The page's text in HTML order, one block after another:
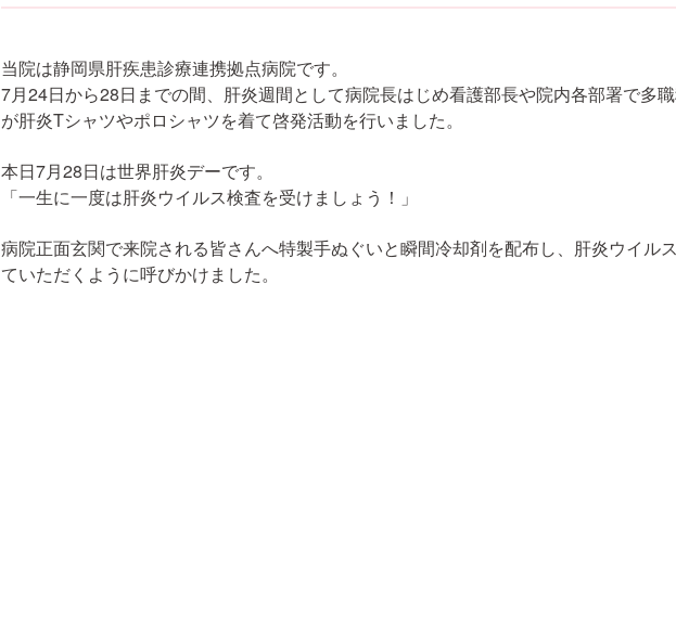
当院は静岡県肝疾患診療連携拠点病院です。
7月24日から28日までの間、肝炎週間として病院長はじめ看護部長や院内各部署で多
が肝炎Tシャツやポロシャツを着て啓発活動を行いました。
本日7月28日は世界肝炎デーです。
「一生に一度は肝炎ウイルス検査を受けましょう！」
病院正面玄関で来院される皆さんへ特製手ぬぐいと瞬間冷却剤を配布し、肝炎ウイル
ていただくように呼びかけました。